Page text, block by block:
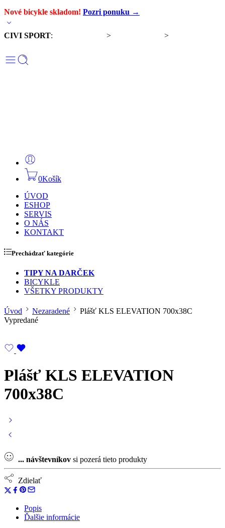
Nové bicykle skladom! Pozri ponuku →
CIVI SPORT: > >
0Košík
ÚVOD
ESHOP
SERVIS
O NÁS
KONTAKT
Prechádzať kategórie
TIPY NA DARČEK
BICYKLE
VŠETKY PRODUKTY
Úvod Nezaradené
Plášť KLS ELEVATION 700x38C
Vypredané
Plášť KLS ELEVATION
700x38C
... návštevníkov si pozerá tieto produkty
Zdielať
Popis
Ďalšie informácie